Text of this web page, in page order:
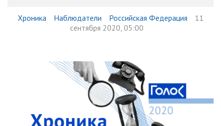
Хроника Наблюдатели Российская Федерация
11
сентября 2020, 05:00